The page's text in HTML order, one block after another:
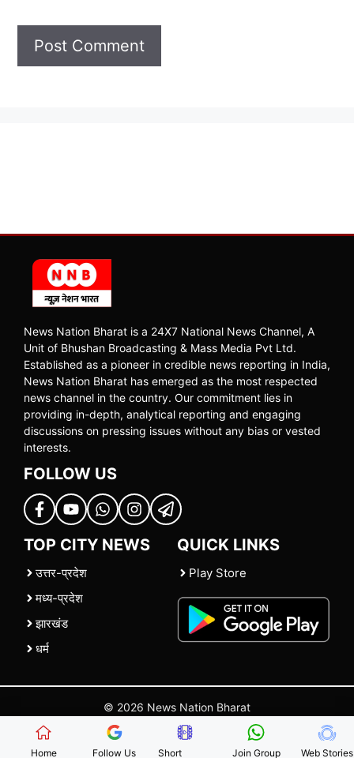
News Nation Bharat is a 24X7 National News Channel, A
Unit of Bhushan Broadcasting & Mass Media Pvt Ltd.
Established as a pioneer in credible news reporting in India,
News Nation Bharat has emerged as the most respected
news channel in the country. Our commitment lies in
providing in-depth, analytical reporting and engaging
discussions on pressing issues without any bias or vested
interests.
FOLLOW US
TOP CITY NEWS
उत्तर-प्रदेश
मध्य-प्रदेश
झारखंड
धर्म
QUICK LINKS
Play Store
© 2026 News Nation Bharat
| |Contact Us |Policies Terms and Conditions
Home Follow Us Short Join Group Web Stories